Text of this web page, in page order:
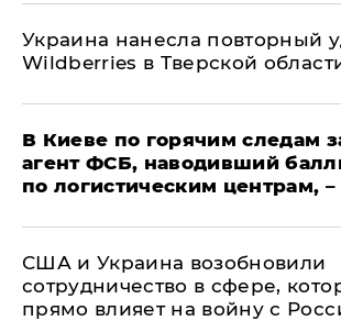
Украина нанесла повторный
Wildberries в Тверской
В Киеве по горячим следам
агент ФСБ, наводивший
по логистическим центрам,
США и Украина возобновили
сотрудничество в сфере,
прямо влияет на войну с